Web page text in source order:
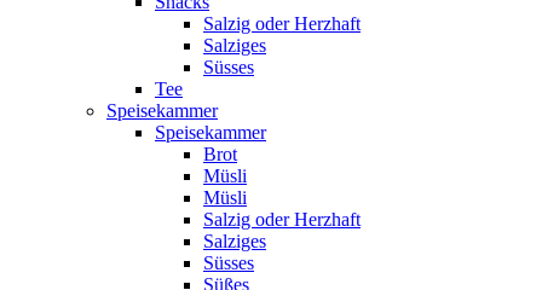
Salzig oder Herzhaft
Salziges
Süsses
Tee
Speisekammer
Speisekammer
Brot
Müsli
Müsli
Salzig oder Herzhaft
Salziges
Süsses
Süßes